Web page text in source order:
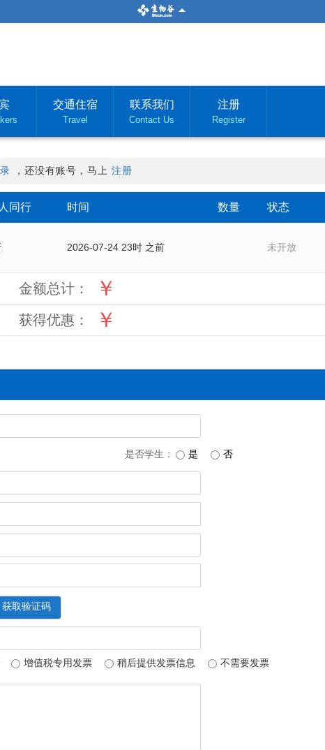
交通住宿
Travel
联系我们
Contact Us
注册
Register
，还没有账号，马上 注册
同行 时间 数量 状态
2026-07-24 23时 之前 未开放
金额总计： ￥
获得优惠： ￥
是否学生： 是 否
获取验证码
增值税专用发票 稍后提供发票信息 不需要发票